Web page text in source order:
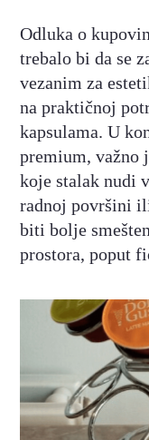
Odluka o
trebalo bi da se
vezanim za
na praktičnoj
kapsulama. U
premium, važno
koje stalak nudi
radnoj površini
biti bolje
prostora, poput